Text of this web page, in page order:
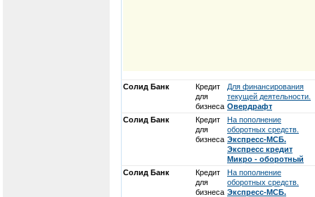
Солид Банк
Кредит
для
бизнеса
Для финансирования
текущей деятельности.
Овердрафт
Солид Банк
Кредит
для
бизнеса
На пополнение
оборотных средств.
Экспресс-МСБ.
Экспресс кредит
Микро - оборотный
Солид Банк
Кредит
для
бизнеса
На пополнение
оборотных средств.
Экспресс-МСБ.